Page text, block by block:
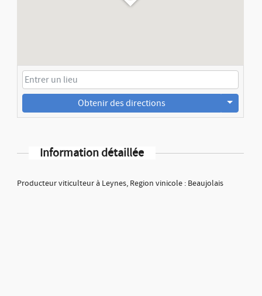
Obtenir des directions
Information détaillée
Producteur viticulteur à Leynes, Region vinicole : Beaujolais